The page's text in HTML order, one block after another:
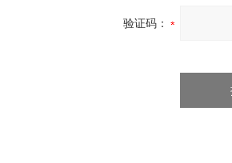
验证码：